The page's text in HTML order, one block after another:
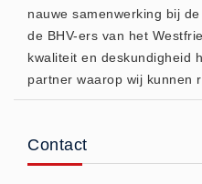
Koud - Warm kompressen
Overige (1)
Spieren en gewrichten (0)
Teken - Beten sets (5)
Eerste Hulp Paneel
nauwe samenwerking bij
de BHV-ers van het
kwaliteit en deskundigheid
partner waarop wij kunnen
Contact